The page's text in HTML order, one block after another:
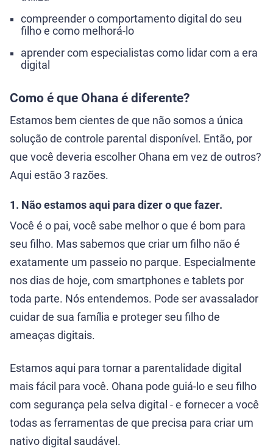
compreender o comportamento digital do seu
filho e como melhorá-lo
aprender com especialistas como lidar com a era
digital
Como é que Ohana é diferente?
Estamos bem cientes de que não somos a única
solução de controle parental disponível. Então, por
que você deveria escolher Ohana em vez de outros?
Aqui estão 3 razões.
1. Não estamos aqui para dizer o que fazer.
Você é o pai, você sabe melhor o que é bom para
seu filho. Mas sabemos que criar um filho não é
exatamente um passeio no parque. Especialmente
nos dias de hoje, com smartphones e tablets por
toda parte. Nós entendemos. Pode ser avassalador
cuidar de sua família e proteger seu filho de
ameaças digitais.
Estamos aqui para tornar a parentalidade digital
mais fácil para você. Ohana pode guiá-lo e seu filho
com segurança pela selva digital - e fornecer a você
todas as ferramentas de que precisa para criar um
nativo digital saudável.